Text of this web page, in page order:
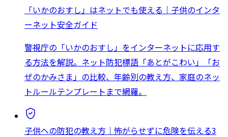
「いかのおすし」はネットでも使える｜子供のインタ
ーネット安全ガイド
警視庁の「いかのおすし」をインターネットに応用す
る方法を解説。ネット防犯標語「あとがこわい」「お
ぜのかみさま」の比較、年齢別の教え方、家庭のネッ
トルールテンプレートまで網羅。
子供への防犯の教え方｜怖がらせずに危険を伝える3